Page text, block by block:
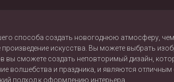
способа создать новогоднюю атмосферу,
искусства. Вы можете выбрать
сможете создать неповторимый дизайн,
волшебства и праздника, и являются
подход к оформлению интерьера.